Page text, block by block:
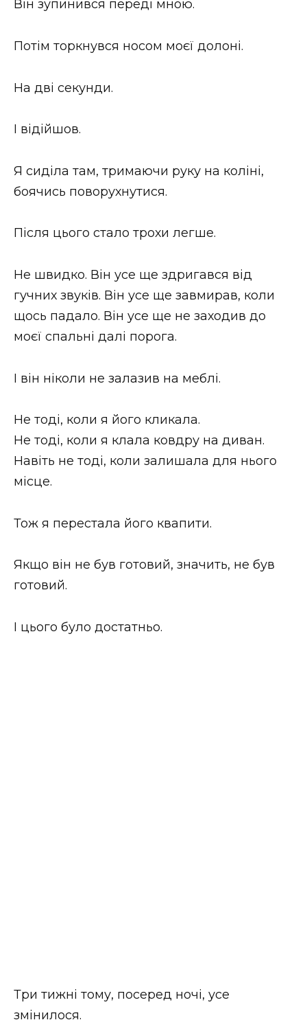
Він зупинився переді мною.
Потім торкнувся носом моєї долоні.
На дві секунди.
І відійшов.
Я сиділа там, тримаючи руку на коліні,
боячись поворухнутися.
Після цього стало трохи легше.
Не швидко. Він усе ще здригався від
гучних звуків. Він усе ще завмирав, коли
щось падало. Він усе ще не заходив до
моєї спальні далі порога.
І він ніколи не залазив на меблі.
Не тоді, коли я його кликала.
Не тоді, коли я клала ковдру на диван.
Навіть не тоді, коли залишала для нього
місце.
Тож я перестала його квапити.
Якщо він не був готовий, значить, не був
готовий.
І цього було достатньо.
Три тижні тому, посеред ночі, усе
змінилося.